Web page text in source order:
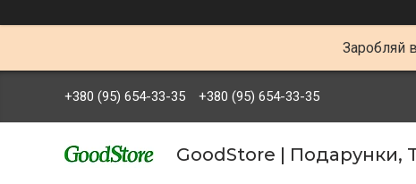
Заробляй
+380 (95) 654-33-35 +380 (95) 654-33-35
GoodStore | Подарунки,